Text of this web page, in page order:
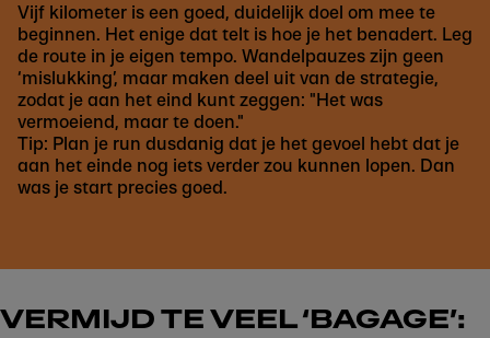
Vijf kilometer is een goed, duidelijk doel om mee te
beginnen. Het enige dat telt is hoe je het benadert. Leg
de route in je eigen tempo. Wandelpauzes zijn geen
‘mislukking’, maar maken deel uit van de strategie,
zodat je aan het eind kunt zeggen: "Het was
vermoeiend, maar te doen."
Tip: Plan je run dusdanig dat je het gevoel hebt dat je
aan het einde nog iets verder zou kunnen lopen. Dan
was je start precies goed.
VERMIJD TE VEEL ‘BAGAGE’: